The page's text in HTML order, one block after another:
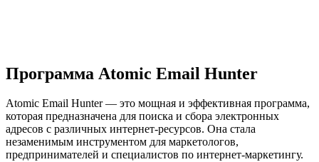
Программа Atomic Email Hunter
Atomic Email Hunter — это мощная и эффективная программа,
которая предназначена для поиска и сбора электронных
адресов с различных интернет-ресурсов. Она стала
незаменимым инструментом для маркетологов,
предпринимателей и специалистов по интернет-маркетингу.